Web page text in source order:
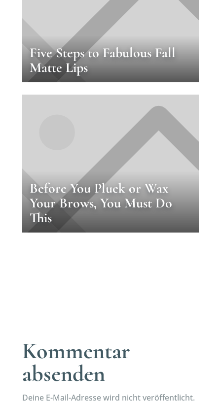
Five Steps to Fabulous Fall
Matte Lips
Before You Pluck or Wax
Your Brows, You Must Do
This
Kommentar
absenden
Deine E-Mail-Adresse wird nicht veröffentlicht.